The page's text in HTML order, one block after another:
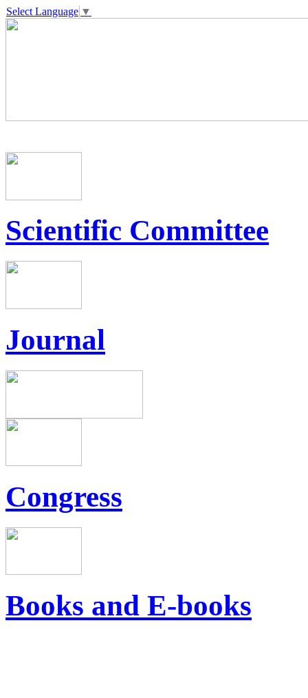
Select Language ▼
Scientific Committee
Journal
Congress
Books and E-books